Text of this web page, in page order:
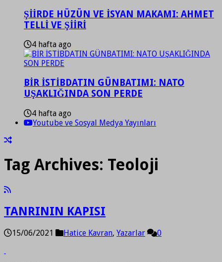
ŞİİRDE HÜZÜN VE İSYAN MAKAMI: AHMET
TELLİ VE ŞİİRİ
4 hafta ago
BİR İSTİBDATIN GÜNBATIMI: NATO
UŞAKLIĞINDA SON PERDE
4 hafta ago
Youtube ve Sosyal Medya Yayınları
Tag Archives: Teoloji
TANRININ KAPISI
15/06/2021 Hatice Kavran, Yazarlar 0